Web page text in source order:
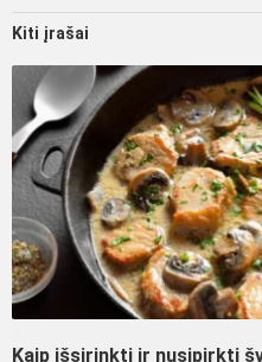
Kiti įrašai
Kaip išsirinkti ir nusipirkti